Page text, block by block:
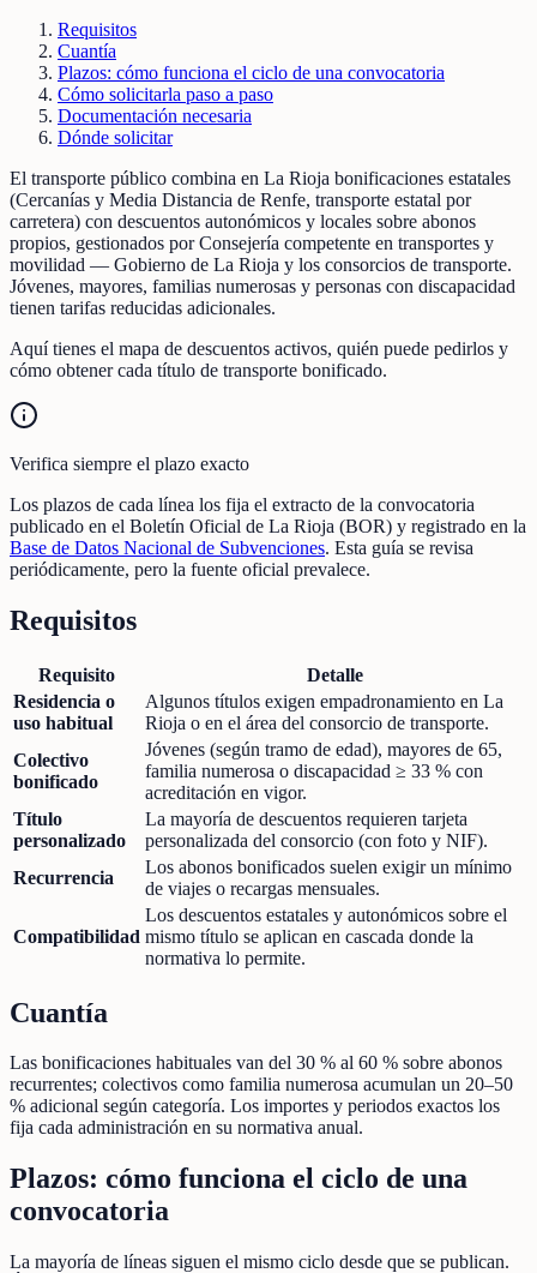
Requisitos
Cuantía
Plazos: cómo funciona el ciclo de una convocatoria
Cómo solicitarla paso a paso
Documentación necesaria
Dónde solicitar
El transporte público combina en La Rioja bonificaciones estatales
(Cercanías y Media Distancia de Renfe, transporte estatal por
carretera) con descuentos autonómicos y locales sobre abonos
propios, gestionados por Consejería competente en transportes y
movilidad — Gobierno de La Rioja y los consorcios de transporte.
Jóvenes, mayores, familias numerosas y personas con discapacidad
tienen tarifas reducidas adicionales.
Aquí tienes el mapa de descuentos activos, quién puede pedirlos y
cómo obtener cada título de transporte bonificado.
Verifica siempre el plazo exacto
Los plazos de cada línea los fija el extracto de la convocatoria
publicado en el Boletín Oficial de La Rioja (BOR) y registrado en la
Base de Datos Nacional de Subvenciones. Esta guía se revisa
periódicamente, pero la fuente oficial prevalece.
Requisitos
Requisito
Detalle
Residencia o
uso habitual
Algunos títulos exigen empadronamiento en La
Rioja o en el área del consorcio de transporte.
Colectivo
bonificado
Jóvenes (según tramo de edad), mayores de 65,
familia numerosa o discapacidad ≥ 33 % con
acreditación en vigor.
Título
personalizado
La mayoría de descuentos requieren tarjeta
personalizada del consorcio (con foto y NIF).
Recurrencia
Los abonos bonificados suelen exigir un mínimo
de viajes o recargas mensuales.
Compatibilidad
Los descuentos estatales y autonómicos sobre el
mismo título se aplican en cascada donde la
normativa lo permite.
Cuantía
Las bonificaciones habituales van del 30 % al 60 % sobre abonos
recurrentes; colectivos como familia numerosa acumulan un 20–50
% adicional según categoría. Los importes y periodos exactos los
fija cada administración en su normativa anual.
Plazos: cómo funciona el ciclo de una
convocatoria
La mayoría de líneas siguen el mismo ciclo desde que se publican.